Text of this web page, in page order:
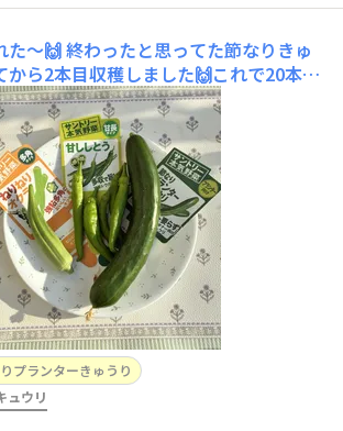
た〜🙌終わったと思ってた節なりきゅ
から2本目収穫しました🙌これで20本目
場所変えたのが良かったみたいです
プランターきゅうり
ュウリ